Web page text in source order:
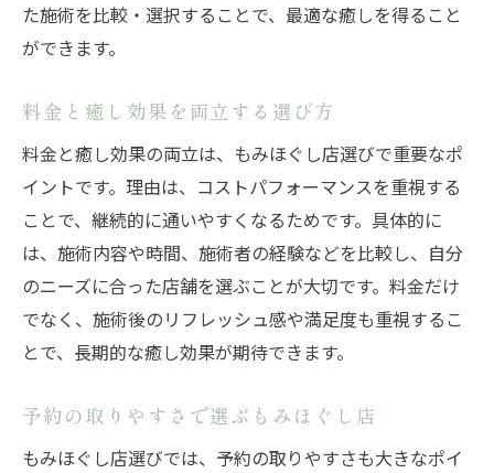
た施術を比較・選択することで、最適な癒しを得ること
ができます。
料金と癒し効果を両立する選び方
料金と癒し効果の両立は、もみほぐし店選びで重要なポ
イントです。理由は、コストパフォーマンスを重視する
ことで、継続的に通いやすくなるためです。具体的に
は、施術内容や時間、施術者の経験などを比較し、自分
のニーズに合った店舗を選ぶことが大切です。料金だけ
でなく、施術後のリフレッシュ感や満足度も重視するこ
とで、長期的な癒し効果が期待できます。
予約の取りやすさで選ぶもみほぐし店
もみほぐし店選びでは、予約の取りやすさも大きなポイ